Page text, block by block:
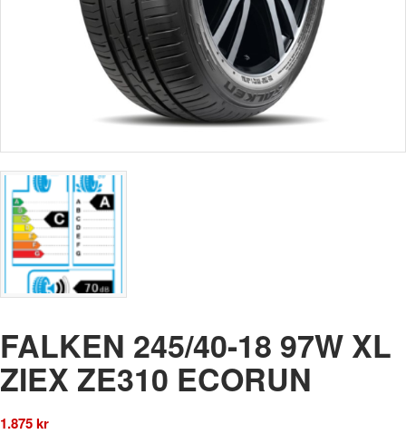
FALKEN 245/40-18 97W XL
ZIEX ZE310 ECORUN
1.875kr